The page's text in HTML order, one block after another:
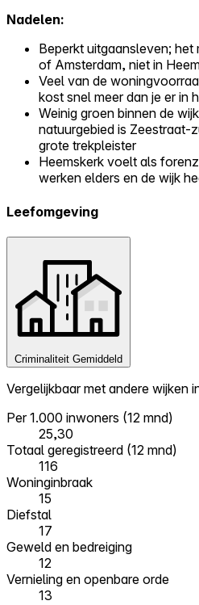
Nadelen:
Beperkt uitgaansleven; het
of Amsterdam, niet in
Veel van de
kost snel meer dan je er in
Weinig groen binnen de
natuurgebied is Zeestraat-
grote trekpleister
Heemskerk voelt als
werken elders en de wijk
Leefomgeving
Criminaliteit Gemiddeld
Vergelijkbaar met andere wijken
Per 1.000 inwoners (12 mnd)
25,30
Totaal geregistreerd (12 mnd)
116
Woninginbraak
15
Diefstal
17
Geweld en bedreiging
12
Vernieling en openbare orde
13